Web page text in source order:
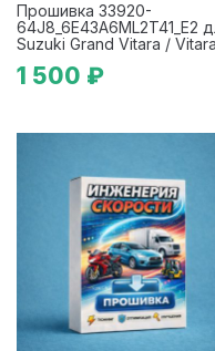
Прошивка 33920-
64J8_6E43A6ML2T41_E2
Suzuki Grand Vitara / Vitara
1 500 ₽